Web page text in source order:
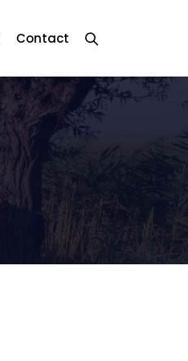
Contact